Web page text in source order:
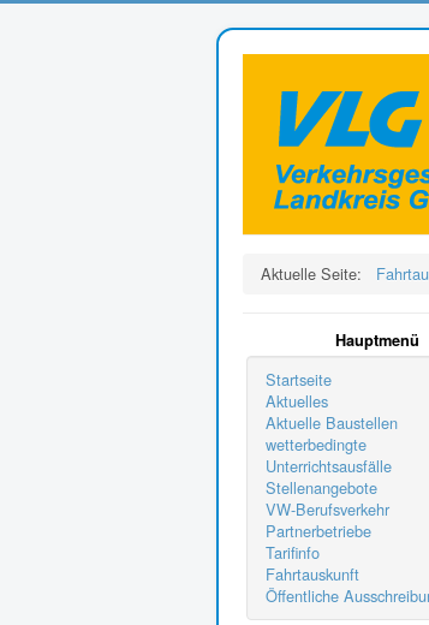
Aktuelle Seite:
Hauptmenü
Startseite
Aktuelles
Aktuelle Baustellen
wetterbedingte
Unterrichtsausfälle
Stellenangebote
VW-Berufsverkehr
Partnerbetriebe
Tarifinfo
Fahrtauskunft
Öffentliche